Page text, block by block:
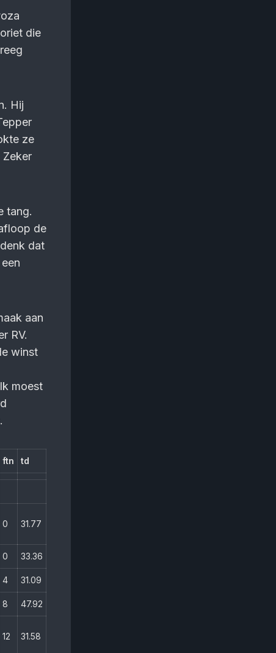
die
Hij
ze
tang.
de
dat
aan
RV.
winst
moest
ftn td
0 31.77
0 33.36
4 31.09
8 47.92
12 31.58